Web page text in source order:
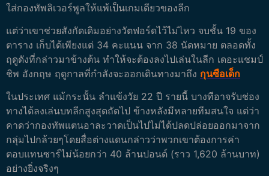
ใส่กองทัพลิเวอร์พูลให้แพ้เป็นเกมเดียวของลีก
แต่ว่าเขาช่วยสังกัดเดิมอย่างวัตฟอร์ดไว้ไม่ไหว จบชั้น 19 ของ
ตาราง เก็บได้เพียงแต่ 34 คะแนน จาก 38 นัดหมาย ตลอดทั้ง
ฤดูดังที่กล่าวมาข้างต้น ทำให้จะต้องลงไปเล่นในลีก เดอะแชมป์
ชิพ อังกฤษ ฤดูกาลที่กำลังจะออกเดินทางมาถึง กุนซือเด็ก
ในประเทศ แม้กระนั้น ลำแข้งวัย 22 ปี รายนี้ บางทีอาจรับช่อง
ทางได้ลงเล่นบทลีกสูงสุดถัดไป ข้างหลังมีหลายทีมสนใจ แต่ว่า
คาดว่ากองทัพแตนอาละวาดเป็นไปไม่ได้ปลดปล่อยออกมาจาก
กลุ่มไปกล้วยๆโดยสื่อต่างแดนกล่าวว่าพวกเขาต้องการค่า
ตอบแทนซาร์ไม่น้อยกว่า 40 ล้านปอนด์ (ราว 1,620 ล้านบาท)
อย่างยิ่งจริงๆ